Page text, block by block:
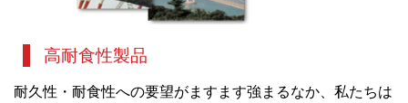
高耐食性製品
耐久性・耐食性への要望がますます強まるなか、私たちは